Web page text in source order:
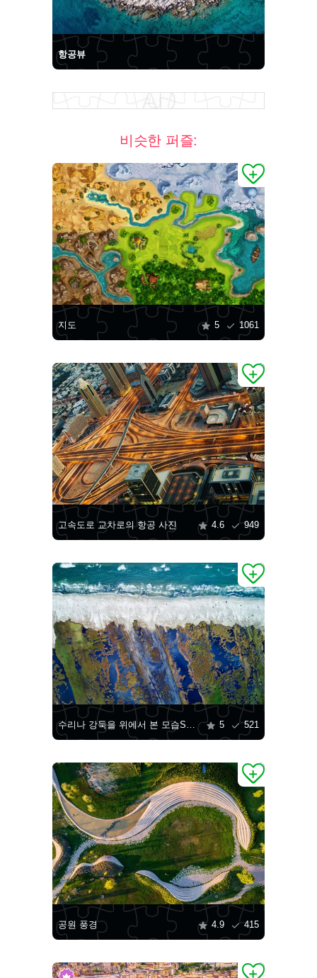
항공뷰
비슷한 퍼즐:
지도 5 1061
고속도로 교차로의 항공 사진 4.6 949
수리나 강둑을 위에서 본 모습Sulina 5 521
공원 풍경 4.9 415